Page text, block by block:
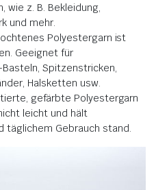
wie z. B. Bekleidung,
und mehr.
Polyestergarn ist
Geeignet für
Spitzenstricken,
Halsketten usw.
gefärbte Polyestergarn
leicht und hält
täglichem Gebrauch stand.